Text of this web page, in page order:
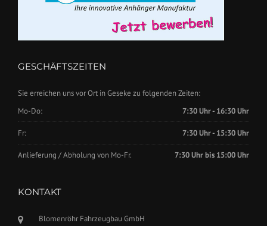
GESCHÄFTSZEITEN
Sie erreichen uns vor Ort in Geseke zu folgenden Zeiten:
Mo-Do:
7:30 Uhr - 16:30 Uhr
Fr: 7:30 Uhr - 15:30 Uhr
Anlieferung / Abholung von Mo-Fr. 7:30 Uhr bis 15:00 Uhr
KONTAKT
Blomenröhr Fahrzeugbau GmbH